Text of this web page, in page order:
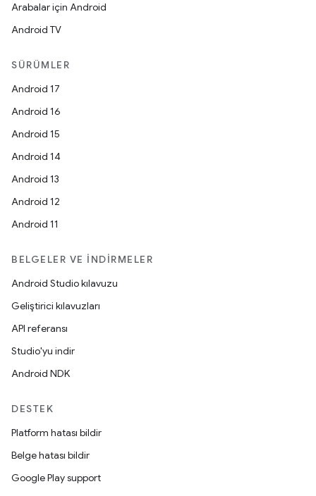
Arabalar için Android
Android TV
SÜRÜMLER
Android 17
Android 16
Android 15
Android 14
Android 13
Android 12
Android 11
BELGELER VE İNDIRMELER
Android Studio kılavuzu
Geliştirici kılavuzları
API referansı
Studio'yu indir
Android NDK
DESTEK
Platform hatası bildir
Belge hatası bildir
Google Play support